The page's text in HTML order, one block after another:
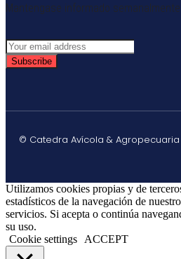
Mantengase informado
Subscribe
© Catedra Avícola &
Utilizamos cookies propias y de
estadísticos de la navegación de
servicios. Si acepta o continúa
su uso.
Cookie settings
ACCEPT